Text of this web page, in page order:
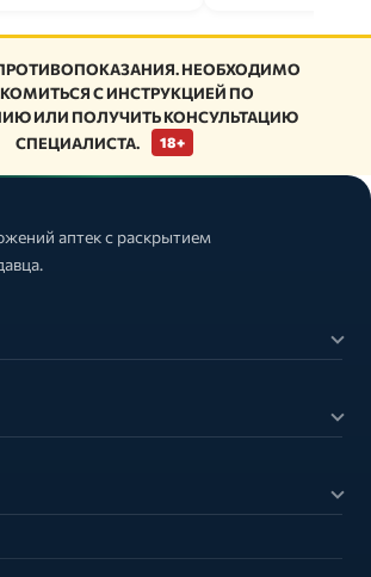
НЕОБХОДИМО
С ИНСТРУКЦИЕЙ ПО
ИЛИ ПОЛУЧИТЬ КОНСУЛЬТАЦИЮ
СПЕЦИАЛИСТА.
18+
аптек с раскрытием